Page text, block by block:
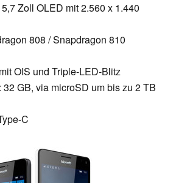
Zoll OLED mit 2.560 x 1.440
808 / Snapdragon 810
OIS und Triple-LED-Blitz
GB, via microSD um bis zu 2 TB
C